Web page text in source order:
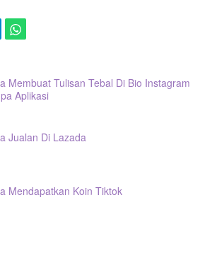
Membuat Tulisan Tebal Di Bio Instagram
Aplikasi
Jualan Di Lazada
Mendapatkan Koin Tiktok